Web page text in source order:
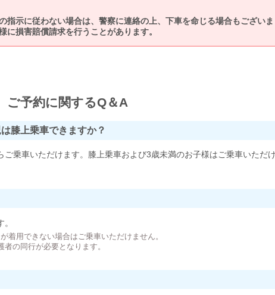
指示に従わない場合は、警察に連絡の上、下車を命じる場合もございま
損害賠償請求を行うことがあります。
ご予約に関するQ＆A
膝上乗車できますか？
乗車いただけます。膝上乗車および3歳未満のお子様はご乗車いただ
着用できない場合はご乗車いただけません。
の同行が必要となります。